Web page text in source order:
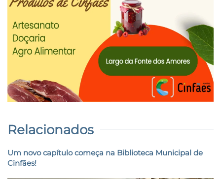
Relacionados
Um novo capítulo começa na Biblioteca Municipal de
Cinfães!